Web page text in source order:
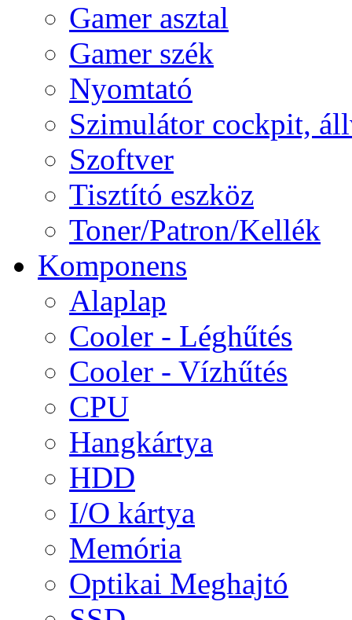
Gamer asztal
Gamer szék
Nyomtató
Szimulátor cockpit,
Szoftver
Tisztító eszköz
Toner/Patron/Kellék
Komponens
Alaplap
Cooler - Léghűtés
Cooler - Vízhűtés
CPU
Hangkártya
HDD
I/O kártya
Memória
Optikai Meghajtó